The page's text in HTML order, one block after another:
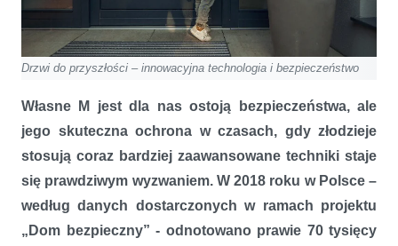
Drzwi do przyszłości – innowacyjna technologia i bezpieczeństwo
Własne M jest dla nas ostoją bezpieczeństwa, ale
jego skuteczna ochrona w czasach, gdy złodzieje
stosują coraz bardziej zaawansowane techniki staje
się prawdziwym wyzwaniem. W 2018 roku w Polsce –
według danych dostarczonych w ramach projektu
„Dom bezpieczny” - odnotowano prawie 70 tysięcy